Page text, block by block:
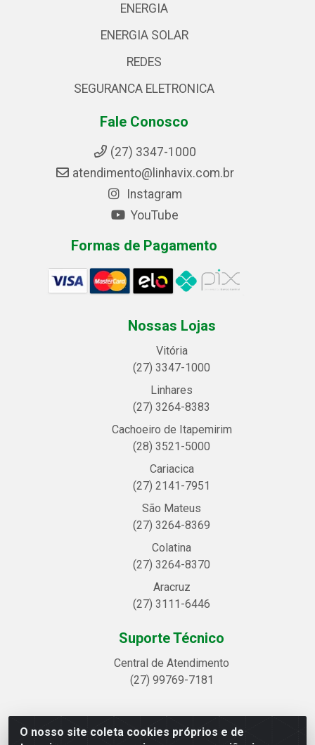
O nosso site coleta cookies próprios e de
ENERGIA
ENERGIA SOLAR
REDES
SEGURANCA ELETRONICA
Fale Conosco
(27) 3347-1000
atendimento@linhavix.com.br
Instagram
YouTube
Formas de Pagamento
Nossas Lojas
Vitória
(27) 3347-1000
Linhares
(27) 3264-8383
Cachoeiro de Itapemirim
(28) 3521-5000
Cariacica
(27) 2141-7951
São Mateus
(27) 3264-8369
Colatina
(27) 3264-8370
Aracruz
(27) 3111-6446
Suporte Técnico
Central de Atendimento
(27) 99769-7181
Linhavix Distribuidora LTDA - Avenida Alegre, 2521 -